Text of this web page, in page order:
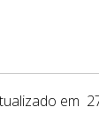
em